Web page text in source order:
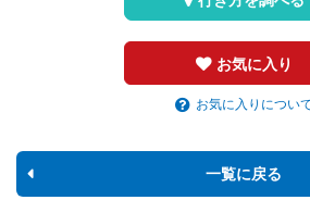
お気に入り
お気に入りについ
一覧に戻る